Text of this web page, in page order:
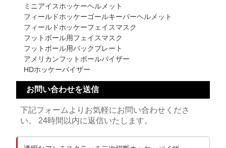
ミニアイスホッケーヘルメット
フィールドホッケーゴールキーパーヘルメット
フィールドホッケーフェイスマスク
フットボール用フェイスマスク
フットボール用バックプレート
アメリカンフットボールバイザー
HDホッケーバイザー
お問い合わせを送信
下記フォームよりお気軽にお問い合わせくださ
い。 24時間以内に返信いたします。